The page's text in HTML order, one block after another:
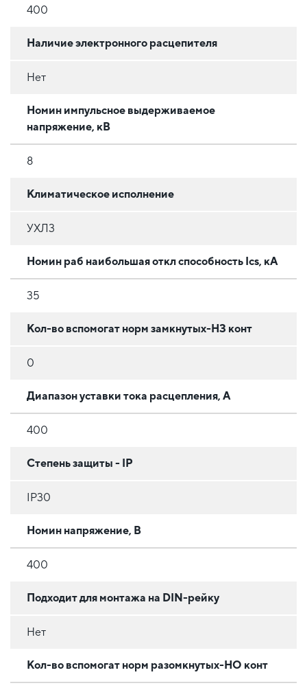
400
Наличие электронного расцепителя
Нет
Номин импульсное выдерживаемое
напряжение, кВ
8
Климатическое исполнение
УХЛ3
Номин раб наибольшая откл способность Ics, кА
35
Кол-во вспомогат норм замкнутых-НЗ конт
0
Диапазон уставки тока расцепления, А
400
Степень защиты - IP
IP30
Номин напряжение, В
400
Подходит для монтажа на DIN-рейку
Нет
Кол-во вспомогат норм разомкнутых-НО конт